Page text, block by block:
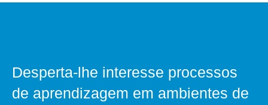
Desperta‑lhe interesse processos
de aprendizagem em ambientes de